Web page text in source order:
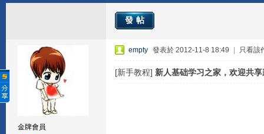
發帖
金牌會員
empty 發表於 2012-11-8 18:49 只看該
[新手教程] 新人基础学习之家，欢迎共